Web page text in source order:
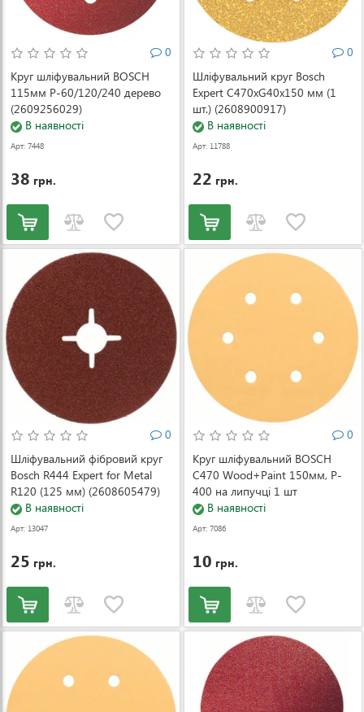
0
Круг шліфувальний BOSCH
115мм Р-60/120/240 дерево
(2609256029)
В наявності
Арт: 7448
38 грн.
0
Шліфувальний круг Bosch
Expert C470xG40x150 мм (1
шт.) (2608900917)
В наявності
Арт: 11788
22 грн.
0
Шліфувальний фібровий круг
Bosch R444 Expert for Metal
R120 (125 мм) (2608605479)
В наявності
Арт: 13047
25 грн.
0
Круг шліфувальний BOSCH
C470 Wood+Paint 150мм, P-
400 на липучці 1 шт
(2608607841)
В наявності
Арт: 7086
10 грн.